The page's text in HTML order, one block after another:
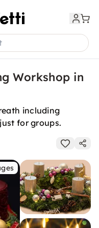
Workshop in
including
for groups.